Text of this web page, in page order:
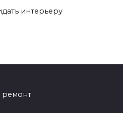
интерьеру
ремонт